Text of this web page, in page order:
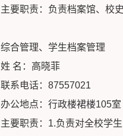
主要职责：负责档案馆、校
综合管理、学生档案管理
姓 名：高晓菲
联系电话：87557021
办公地点：行政楼裙楼105室
主要职责：1.负责对全校学